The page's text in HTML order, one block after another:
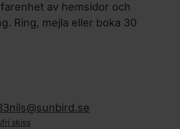
av hemsidor och
Ring, mejla eller boka 30
nils@sunbird.se
skiss